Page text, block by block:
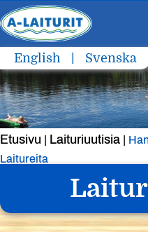
Skip
to
content
English Svenska
Etusivu Laituriuutisia
Laitureita